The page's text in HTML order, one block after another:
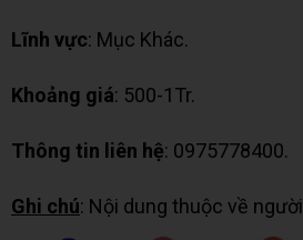
Lĩnh vực: Mục Khác.
Khoảng giá: 500-1Tr.
Thông tin liên hệ: 0975778400.
Ghi chú: Nội dung thuộc về người